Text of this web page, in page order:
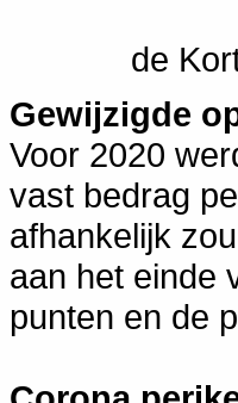
de
Gewijzigde
Voor 2020
vast bedrag
afhankelijk
aan het einde
punten en de